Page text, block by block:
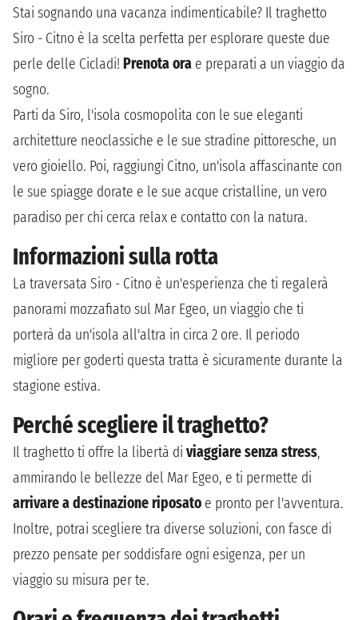
Stai sognando una vacanza indimenticabile? Il traghetto
Siro - Citno è la scelta perfetta per esplorare queste due
perle delle Cicladi! Prenota ora e preparati a un viaggio da
sogno.
Parti da Siro, l'isola cosmopolita con le sue eleganti
architetture neoclassiche e le sue stradine pittoresche, un
vero gioiello. Poi, raggiungi Citno, un'isola affascinante con
le sue spiagge dorate e le sue acque cristalline, un vero
paradiso per chi cerca relax e contatto con la natura.
Informazioni sulla rotta
La traversata Siro - Citno è un'esperienza che ti regalerà
panorami mozzafiato sul Mar Egeo, un viaggio che ti
porterà da un'isola all'altra in circa 2 ore. Il periodo
migliore per goderti questa tratta è sicuramente durante la
stagione estiva.
Perché scegliere il traghetto?
Il traghetto ti offre la libertà di viaggiare senza stress,
ammirando le bellezze del Mar Egeo, e ti permette di
arrivare a destinazione riposato e pronto per l'avventura.
Inoltre, potrai scegliere tra diverse soluzioni, con fasce di
prezzo pensate per soddisfare ogni esigenza, per un
viaggio su misura per te.